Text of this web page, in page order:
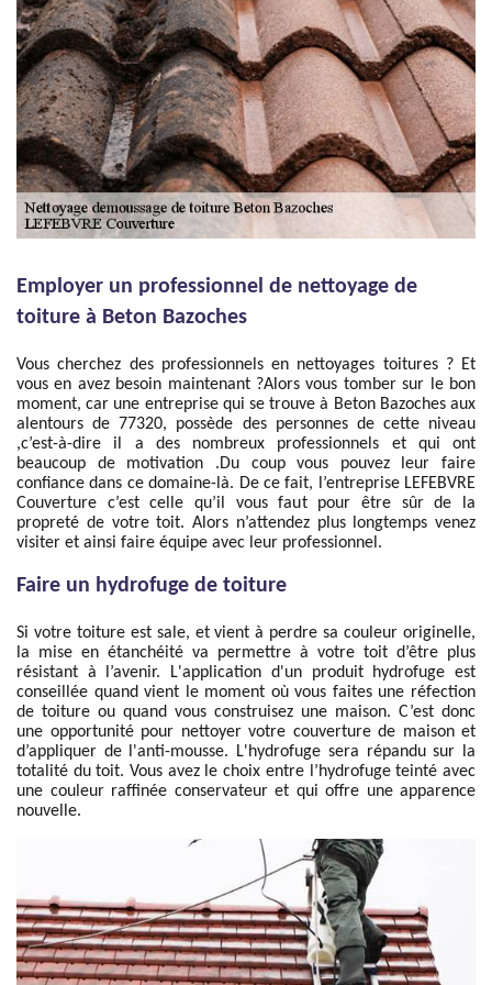
Employer un professionnel de nettoyage de
toiture à Beton Bazoches
Vous cherchez des professionnels en nettoyages toitures ? Et
vous en avez besoin maintenant ?Alors vous tomber sur le bon
moment, car une entreprise qui se trouve à Beton Bazoches aux
alentours de 77320, possède des personnes de cette niveau
,c’est-à-dire il a des nombreux professionnels et qui ont
beaucoup de motivation .Du coup vous pouvez leur faire
confiance dans ce domaine-là. De ce fait, l’entreprise LEFEBVRE
Couverture c’est celle qu’il vous faut pour être sûr de la
propreté de votre toit. Alors n’attendez plus longtemps venez
visiter et ainsi faire équipe avec leur professionnel.
Faire un hydrofuge de toiture
Si votre toiture est sale, et vient à perdre sa couleur originelle,
la mise en étanchéité va permettre à votre toit d’être plus
résistant à l’avenir. L'application d'un produit hydrofuge est
conseillée quand vient le moment où vous faites une réfection
de toiture ou quand vous construisez une maison. C’est donc
une opportunité pour nettoyer votre couverture de maison et
d’appliquer de l'anti-mousse. L'hydrofuge sera répandu sur la
totalité du toit. Vous avez le choix entre l’hydrofuge teinté avec
une couleur raffinée conservateur et qui offre une apparence
nouvelle.